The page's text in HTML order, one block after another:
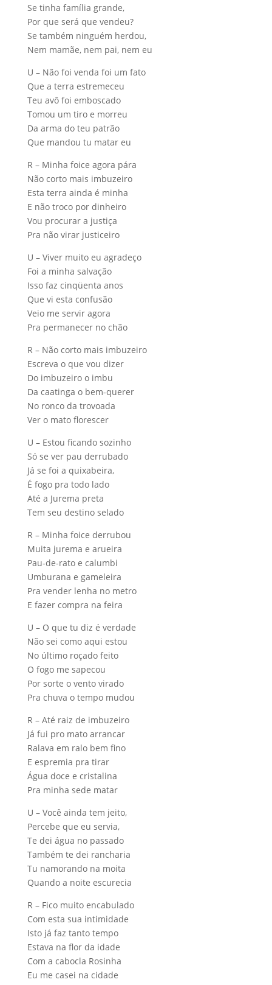
Se tinha família grande,
Por que será que vendeu?
Se também ninguém herdou,
Nem mamãe, nem pai, nem eu
U – Não foi venda foi um fato
Que a terra estremeceu
Teu avô foi emboscado
Tomou um tiro e morreu
Da arma do teu patrão
Que mandou tu matar eu
R – Minha foice agora pára
Não corto mais imbuzeiro
Esta terra ainda é minha
E não troco por dinheiro
Vou procurar a justiça
Pra não virar justiceiro
U – Viver muito eu agradeço
Foi a minha salvação
Isso faz cinqüenta anos
Que vi esta confusão
Veio me servir agora
Pra permanecer no chão
R – Não corto mais imbuzeiro
Escreva o que vou dizer
Do imbuzeiro o imbu
Da caatinga o bem-querer
No ronco da trovoada
Ver o mato florescer
U – Estou ficando sozinho
Só se ver pau derrubado
Já se foi a quixabeira,
É fogo pra todo lado
Até a Jurema preta
Tem seu destino selado
R – Minha foice derrubou
Muita jurema e arueira
Pau-de-rato e calumbi
Umburana e gameleira
Pra vender lenha no metro
E fazer compra na feira
U – O que tu diz é verdade
Não sei como aqui estou
No último roçado feito
O fogo me sapecou
Por sorte o vento virado
Pra chuva o tempo mudou
R – Até raiz de imbuzeiro
Já fui pro mato arrancar
Ralava em ralo bem fino
E espremia pra tirar
Água doce e cristalina
Pra minha sede matar
U – Você ainda tem jeito,
Percebe que eu servia,
Te dei água no passado
Também te dei rancharia
Tu namorando na moita
Quando a noite escurecia
R – Fico muito encabulado
Com esta sua intimidade
Isto já faz tanto tempo
Estava na flor da idade
Com a cabocla Rosinha
Eu me casei na cidade